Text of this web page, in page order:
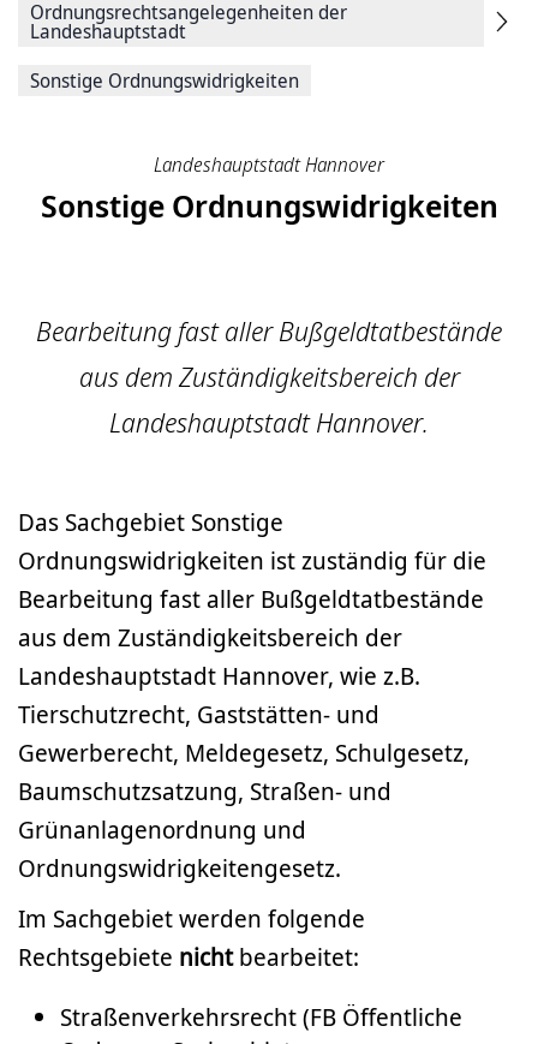
Ordnungsrechts­angelegenheiten der
Landeshauptstadt
Sonstige Ordnungswidrigkeiten
Landeshauptstadt Hannover
Sonstige Ordnungswidrigkeiten
Bearbeitung fast aller Bußgeldtatbestände
aus dem Zuständigkeitsbereich der
Landeshauptstadt Hannover.
Das Sachgebiet Sonstige
Ordnungswidrigkeiten ist zuständig für die
Bearbeitung fast aller Bußgeldtatbestände
aus dem Zuständigkeitsbereich der
Landeshauptstadt Hannover, wie z.B.
Tierschutzrecht, Gaststätten- und
Gewerberecht, Meldegesetz, Schulgesetz,
Baumschutzsatzung, Straßen- und
Grünanlagenordnung und
Ordnungswidrigkeitengesetz.
Im Sachgebiet werden folgende
Rechtsgebiete nichtbearbeitet:
Straßenverkehrsrecht (FB Öffentliche